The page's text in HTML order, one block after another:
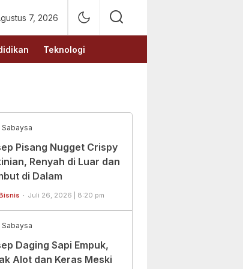
7, 2026
Teknologi
Sabaysa
Pisang Nugget Crispy
Renyah di Luar dan
di Dalam
Juli 26, 2026 | 8:20 pm
Sabaysa
Daging Sapi Empuk,
Alot dan Keras Meski